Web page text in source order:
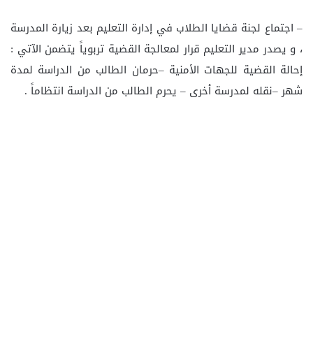
– اجتماع لجنة قضايا الطلاب في إدارة التعليم بعد زيارة المدرسة
، و يصدر مدير التعليم قرار لمعالجة القضية تربوياً يتضمن الآتي :
إحالة القضية للجهات الأمنية –حرمان الطالب من الدراسة لمدة
شهر –نقله لمدرسة أخرى – يحرم الطالب من الدراسة انتظاماً .